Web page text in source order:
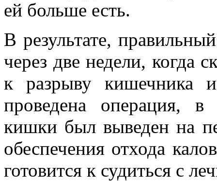
ей больше есть.
В результате,
через две недели, когда
к разрыву кишечника
проведена операция,
кишки был выведен на
обеспечения отхода
готовится к судиться с